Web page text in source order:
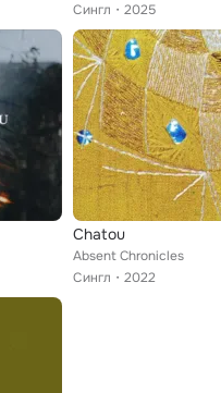
Сингл
2025
Chatou
Absent Chronicles
Сингл
2022